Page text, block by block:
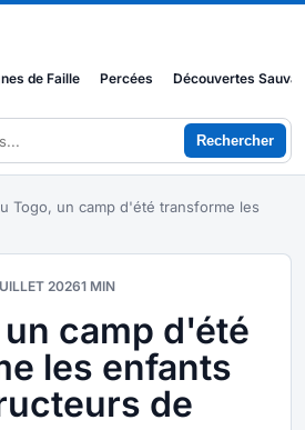
de Faille Percées Découvertes
Rechercher
Togo, un camp d'été transforme les
20261 MIN
camp d'été
les enfants
de